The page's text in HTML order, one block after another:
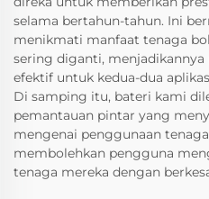
selama bertahun-tahun. Ini
menikmati manfaat tenaga
sering diganti, menjadikannya
efektif untuk kedua-dua
Di samping itu, bateri kami
pemantauan pintar yang
mengenai penggunaan
membolehkan pengguna
tenaga mereka dengan